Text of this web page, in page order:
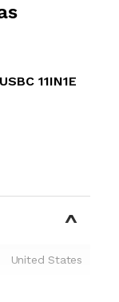
11IN1E
United States